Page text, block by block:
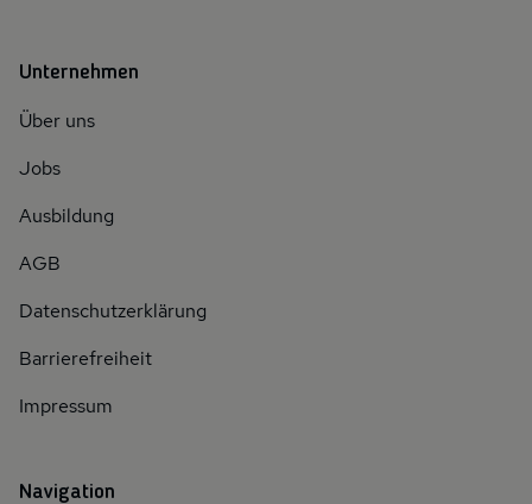
Unternehmen
Über uns
Jobs
Ausbildung
AGB
Datenschutzerklärung
Barrierefreiheit
Impressum
Navigation